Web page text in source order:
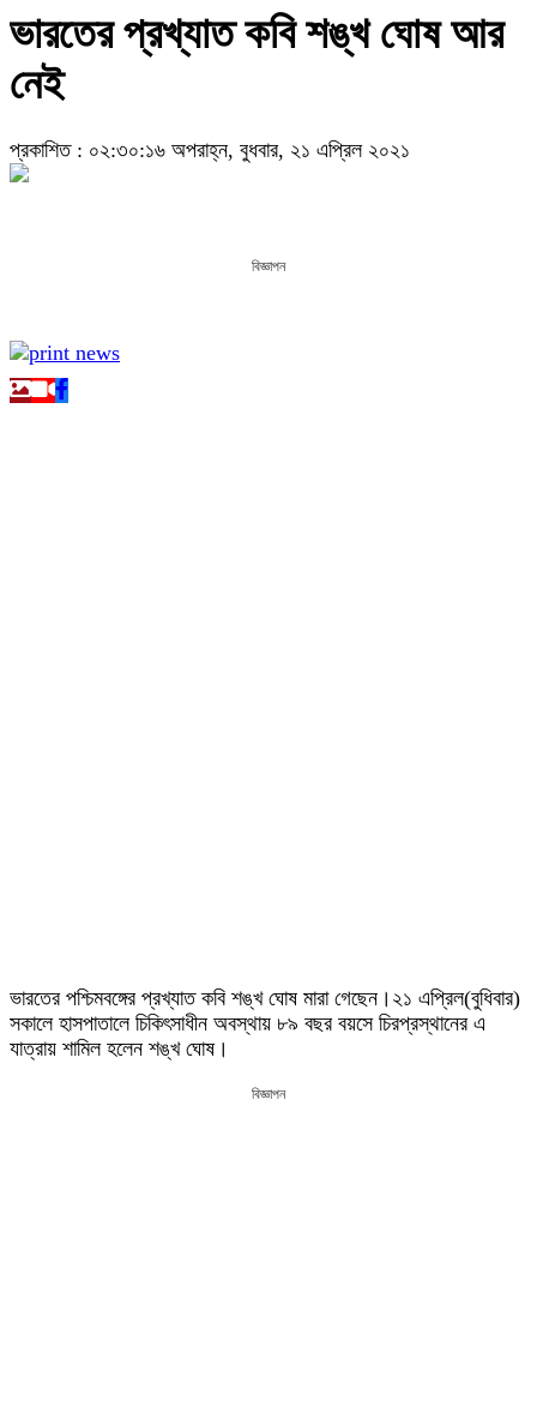
ভারতের প্রখ্যাত কবি শঙ্খ ঘোষ আর
নেই
প্রকাশিত : ০২:৩০:১৬ অপরাহ্ন, বুধবার, ২১ এপ্রিল ২০২১
বিজ্ঞাপন
ভারতের পশ্চিমবঙ্গের প্রখ্যাত কবি শঙ্খ ঘোষ মারা গেছেন।২১ এপ্রিল(বুধিবার)
সকালে হাসপাতালে চিকিৎসাধীন অবস্থায় ৮৯ বছর বয়সে চিরপ্রস্থানের এ
যাত্রায় শামিল হলেন শঙ্খ ঘোষ।
বিজ্ঞাপন